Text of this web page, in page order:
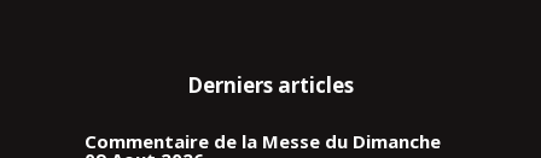
Derniers articles
Commentaire de la Messe du Dimanche